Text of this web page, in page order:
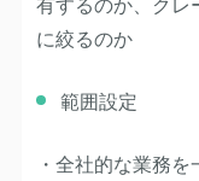
に絞るのか
範囲設定
・全社的な業務